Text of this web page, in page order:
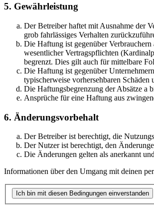
5. Gewährleistung
Der Betreiber haftet mit Ausnahme der
grob fahrlässiges Verhalten
Die Haftung ist gegenüber
wesentlicher Vertragspflichten
begrenzt. Dies gilt auch für mittelbare
Die Haftung ist gegenüber
typischerweise vorhersehbaren
Die Haftungsbegrenzung der Absätze a
Ansprüche für eine Haftung aus
6. Änderungsvorbehalt
Der Betreiber ist berechtigt, die
Der Nutzer ist berechtigt, den
Die Änderungen gelten als anerkannt
Informationen über den Umgang mit deinen